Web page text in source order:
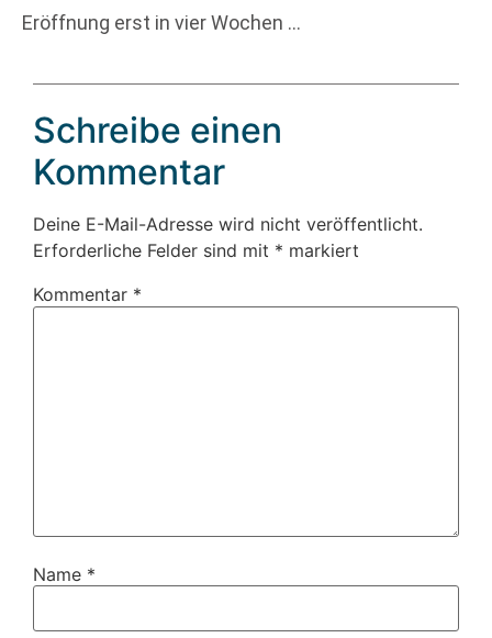
Eröffnung erst in vier Wochen …
Schreibe einen
Kommentar
Deine E-Mail-Adresse wird nicht veröffentlicht.
Erforderliche Felder sind mit * markiert
Kommentar *
Name *